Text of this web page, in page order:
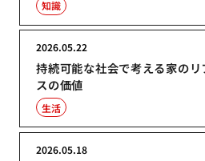
知識
持続可能な社会で考える家の
スの価値
2026.05.22
生活
2026.05.18